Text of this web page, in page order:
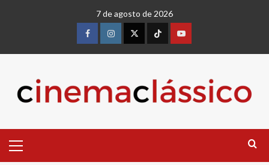
7 de agosto de 2026
FacebookinstagramtwitterTiktokyoutube
Menu